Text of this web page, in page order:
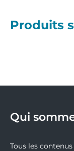
Produits
Qui
Tous les